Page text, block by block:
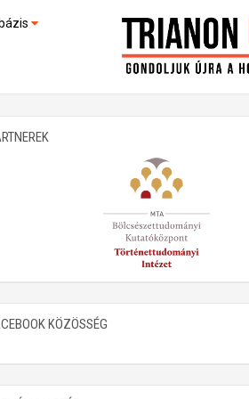
(feltöltés alatt)
KÖZÖSSÉG